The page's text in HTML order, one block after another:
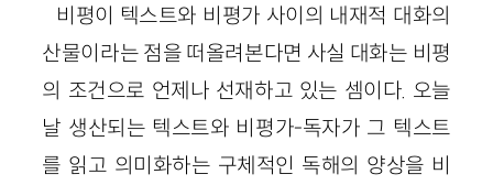
비평이 텍스트와 비평가 사이의 내재적 대화의
산물이라는 점을 떠올려본다면 사실 대화는 비평
의 조건으로 언제나 선재하고 있는 셈이다. 오늘
날 생산되는 텍스트와 비평가-독자가 그 텍스트
를 읽고 의미화하는 구체적인 독해의 양상을 비